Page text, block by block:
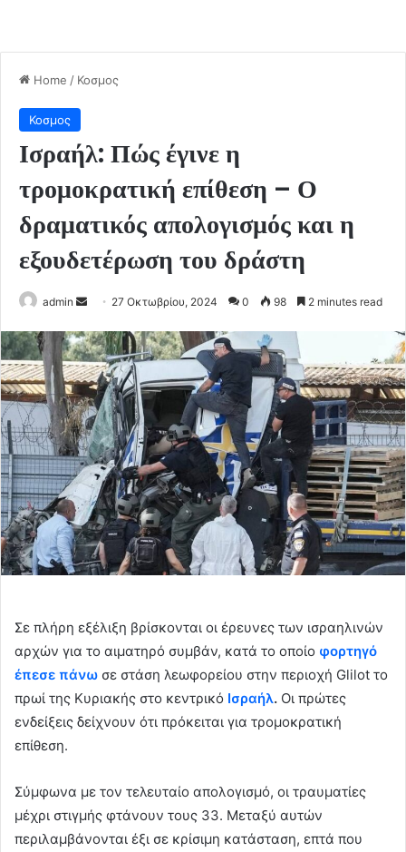
Home / Κοσμος
Κοσμος
Ισραήλ: Πώς έγινε η
τρομοκρατική επίθεση – Ο
δραματικός απολογισμός και η
εξουδετέρωση του δράστη
admin
Send
email
27 Οκτωβρίου, 2024 0 98 2 minutes read
Σε πλήρη εξέλιξη βρίσκονται οι έρευνες των ισραηλινών
αρχών για το αιματηρό συμβάν, κατά το οποίο φορτηγό
έπεσε πάνω σε στάση λεωφορείου στην περιοχή Glilot το
πρωί της Κυριακής στο κεντρικό Ισραήλ. Οι πρώτες
ενδείξεις δείχνουν ότι πρόκειται για τρομοκρατική
επίθεση.
Σύμφωνα με τον τελευταίο απολογισμό, οι τραυματίες
μέχρι στιγμής φτάνουν τους 33. Μεταξύ αυτών
περιλαμβάνονται έξι σε κρίσιμη κατάσταση, επτά που